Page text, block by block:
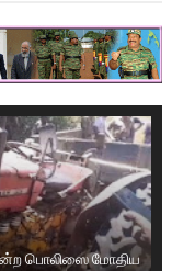
பொலிஸை மோதிய